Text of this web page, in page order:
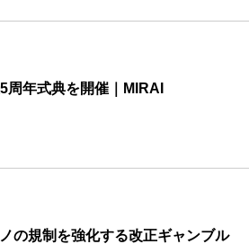
周年式典を開催｜MIRAI
の規制を強化する改正ギャンブル